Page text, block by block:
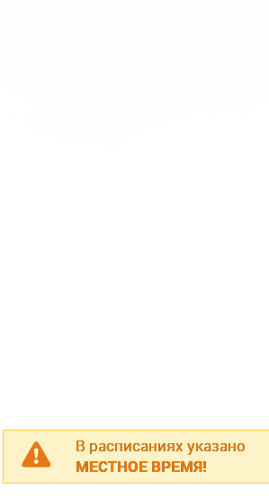
В расписаниях указано
МЕСТНОЕ ВРЕМЯ!